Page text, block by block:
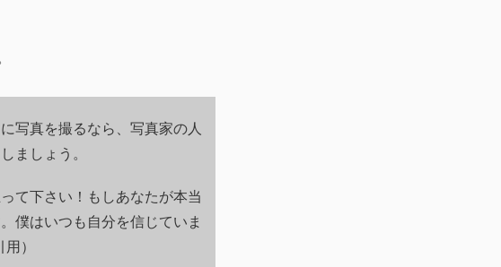
写真を撮るなら、写真家の人
ましょう。
て下さい！もしあなたが本当
僕はいつも自分を信じていま
）